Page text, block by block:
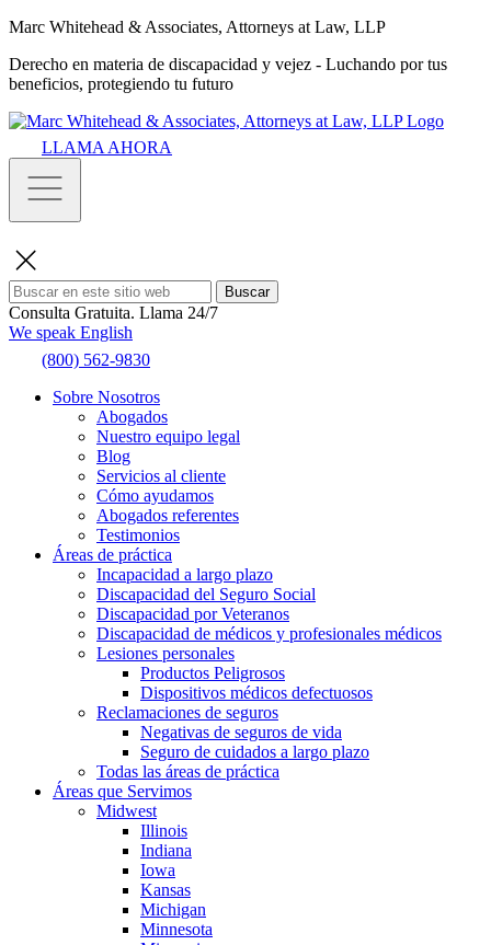
Marc Whitehead & Associates, Attorneys at Law, LLP
Derecho en materia de discapacidad y vejez - Luchando por tus
beneficios, protegiendo tu futuro
LLAMA AHORA
Buscar
Consulta Gratuita. Llama 24/7
We speak English
(800) 562-9830
Sobre Nosotros
Abogados
Nuestro equipo legal
Blog
Servicios al cliente
Cómo ayudamos
Abogados referentes
Testimonios
Áreas de práctica
Incapacidad a largo plazo
Discapacidad del Seguro Social
Discapacidad por Veteranos
Discapacidad de médicos y profesionales médicos
Lesiones personales
Productos Peligrosos
Dispositivos médicos defectuosos
Reclamaciones de seguros
Negativas de seguros de vida
Seguro de cuidados a largo plazo
Todas las áreas de práctica
Áreas que Servimos
Midwest
Illinois
Indiana
Iowa
Kansas
Michigan
Minnesota